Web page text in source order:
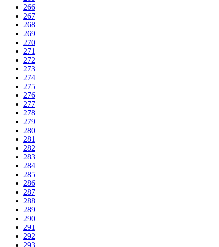
266
267
268
269
270
271
272
273
274
275
276
277
278
279
280
281
282
283
284
285
286
287
288
289
290
291
292
293